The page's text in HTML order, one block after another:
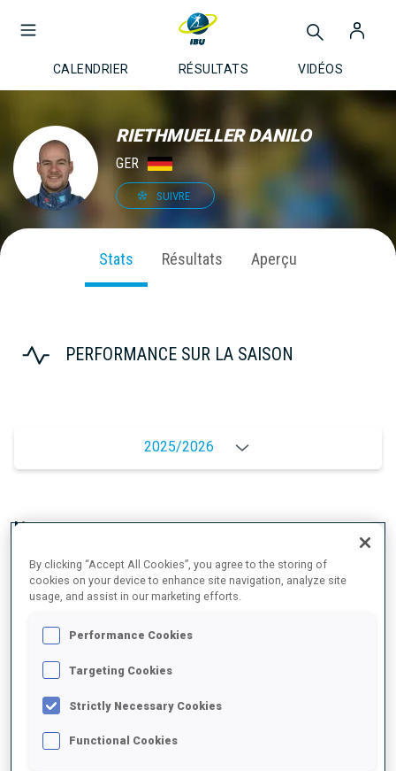
CALENDRIER RÉSULTATS VIDÉOS
RIETHMUELLER DANILO
GER
SUIVRE
Stats Résultats Aperçu
PERFORMANCE SUR LA SAISON
2025/2026
MOYENNE DE PERFORMANCE
RETARD SUR LE MEILLEUR CHRONO SKI +2.9 s/km
TIR COUCHÉ
TIR DEBOUT
By clicking “Accept All Cookies”, you agree to the storing of
cookies on your device to enhance site navigation, analyze site
usage, and assist in our marketing efforts.
Performance Cookies
Targeting Cookies
Strictly Necessary Cookies
Functional Cookies